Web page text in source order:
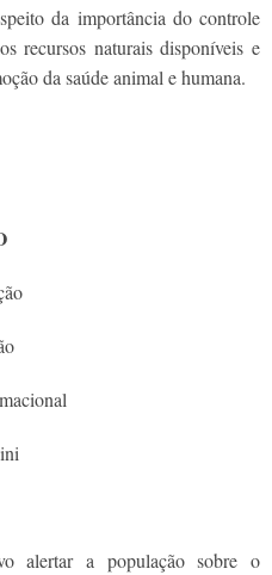
da importância do controle
recursos naturais disponíveis e
da saúde animal e humana.
alertar a população sobre o